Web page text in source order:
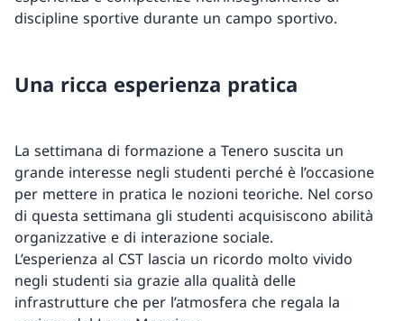
discipline sportive durante un campo sportivo.
Una ricca esperienza pratica
La settimana di formazione a Tenero suscita un
grande interesse negli studenti perché è l’occasione
per mettere in pratica le nozioni teoriche. Nel corso
di questa settimana gli studenti acquisiscono abilità
organizzative e di interazione sociale.
L’esperienza al CST lascia un ricordo molto vivido
negli studenti sia grazie alla qualità delle
infrastrutture che per l’atmosfera che regala la